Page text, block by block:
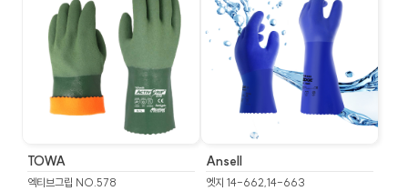
TOWA
엑티브그립 NO.578
Ansell
엣지 14-662,14-663